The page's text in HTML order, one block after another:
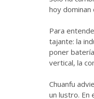
hoy
Para
tajante: la
poner
vertical, la
Chuanfu
un lustro. En